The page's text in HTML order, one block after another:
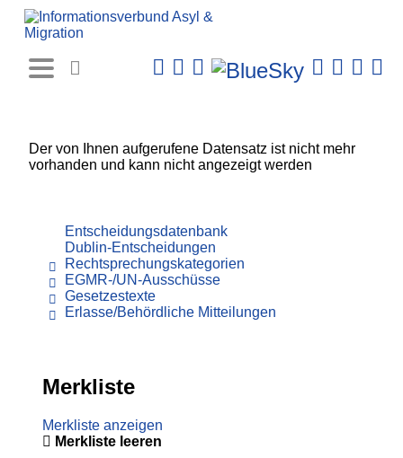
Der von Ihnen aufgerufene Datensatz ist nicht mehr
vorhanden und kann nicht angezeigt werden
Entscheidungsdatenbank
Dublin-Entscheidungen
Rechtsprechungskategorien
EGMR-/UN-Ausschüsse
Gesetzestexte
Erlasse/Behördliche Mitteilungen
Merkliste
Merkliste anzeigen
Merkliste leeren